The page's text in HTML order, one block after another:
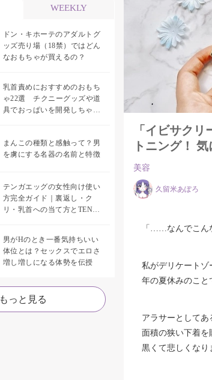
WEEKLY
ドン・キホーテのアダルトグ
ッズ売り場（18禁）ではどん
なおもちゃが買えるの？
乳首責めにおすすめのおもち
ゃ22選 チクニーグッズや道
具でおっぱいを開発しちゃお
まんこの種類と感触って？男
を虜にする名器の名前と特徴
テンガエッグの女性向け使い
方完全ガイド｜裏返し・ク
リ・乳首への当て方とTENGA
男がHのとき一番気持ちいい
体位とは？セックスでエロさ
増し増しになる体勢を伝授
もっと見る
「イビサク
トニング！
美容
久留米あぽろ
「……なんでこん
私がデリケートゾ
年の夏休みのこと
アラサーとして
面積の狭い下着
黒くて悲しくなり